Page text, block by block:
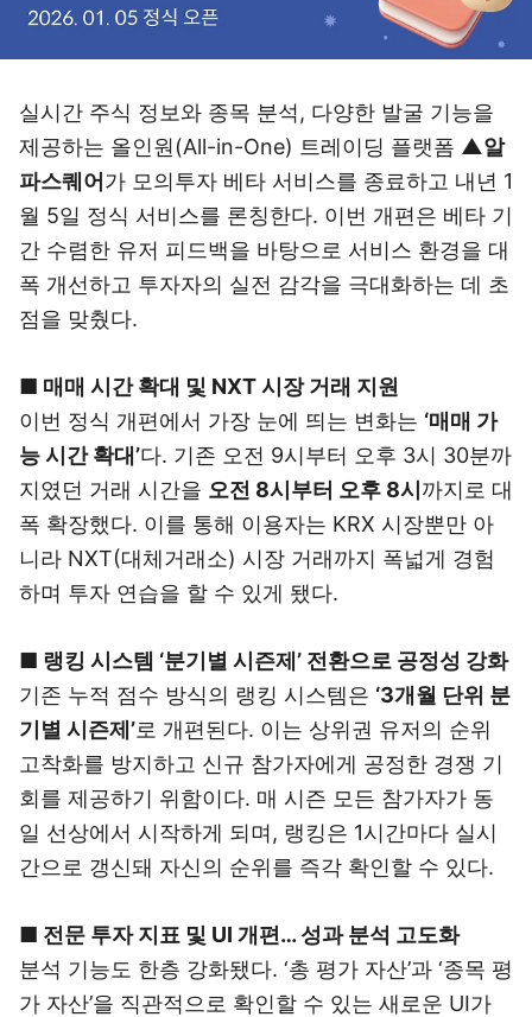
실시간 주식 정보와 종목 분석, 다양한 발굴 기능을
제공하는 올인원(All-in-One) 트레이딩 플랫폼 ▲알
파스퀘어 가 모의투자 베타 서비스를 종료하고 내년 1
월 5일 정식 서비스를 론칭한다. 이번 개편은 베타 기
간 수렴한 유저 피드백을 바탕으로 서비스 환경을 대
폭 개선하고 투자자의 실전 감각을 극대화하는 데 초
점을 맞췄다.
■ 매매 시간 확대 및 NXT 시장 거래 지원
이번 정식 개편에서 가장 눈에 띄는 변화는 ‘매매 가
능 시간 확대’다. 기존 오전 9시부터 오후 3시 30분까
지였던 거래 시간을 오전 8시부터 오후 8시 까지로 대
폭 확장했다. 이를 통해 이용자는 KRX 시장뿐만 아
니라 NXT(대체거래소) 시장 거래까지 폭넓게 경험
하며 투자 연습을 할 수 있게 됐다.
■ 랭킹 시스템 ‘분기별 시즌제’ 전환으로 공정성 강화
기존 누적 점수 방식의 랭킹 시스템은 ‘3개월 단위 분
기별 시즌제’로 개편된다. 이는 상위권 유저의 순위
고착화를 방지하고 신규 참가자에게 공정한 경쟁 기
회를 제공하기 위함이다. 매 시즌 모든 참가자가 동
일 선상에서 시작하게 되며, 랭킹은 1시간마다 실시
간으로 갱신돼 자신의 순위를 즉각 확인할 수 있다.
■ 전문 투자 지표 및 UI 개편… 성과 분석 고도화
분석 기능도 한층 강화됐다. ‘총 평가 자산’과 ‘종목 평
가 자산’을 직관적으로 확인할 수 있는 새로운 UI가